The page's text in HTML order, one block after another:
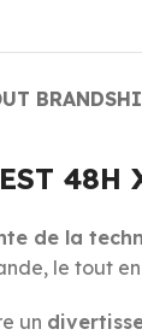
BRAND
48H
de la
le tout
un